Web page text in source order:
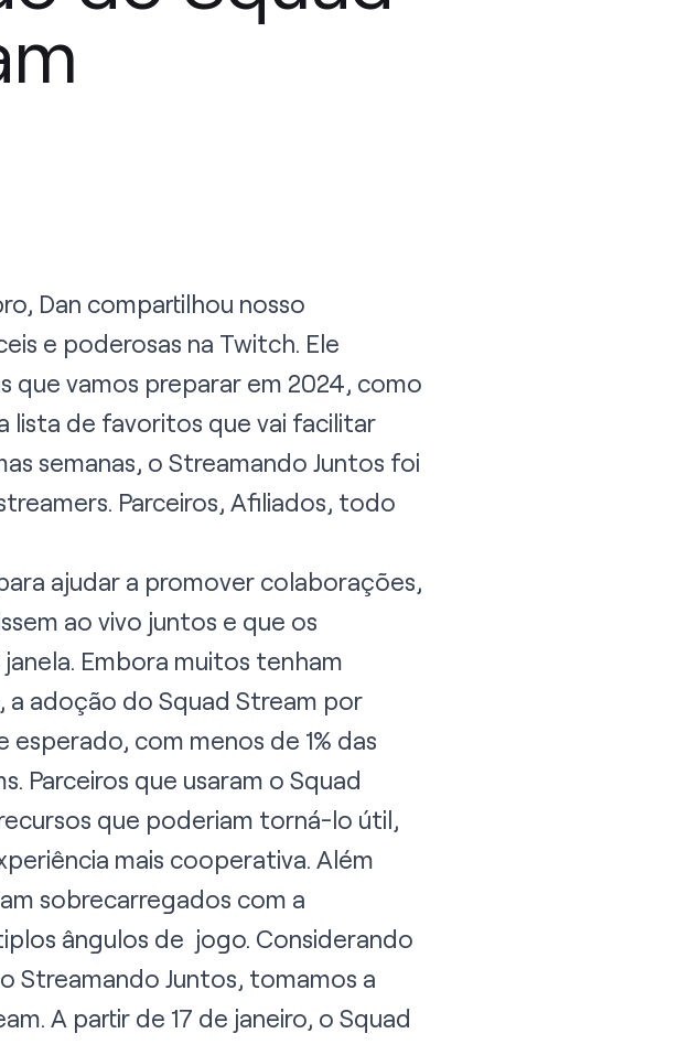
, Dan compartilhou nosso
e poderosas na Twitch. Ele
que vamos preparar em 2024, como
lista de favoritos que vai facilitar
semanas, o Streamando Juntos foi
Parceiros, Afiliados, todo
ajudar a promover colaborações,
ao vivo juntos e que os
Embora muitos tenham
adoção do Squad Stream por
com menos de 1% das
Parceiros que usaram o Squad
que poderiam torná-lo útil,
mais cooperativa. Além
sobrecarregados com a
ângulos de jogo. Considerando
Streamando Juntos, tomamos a
A partir de 17 de janeiro, o Squad